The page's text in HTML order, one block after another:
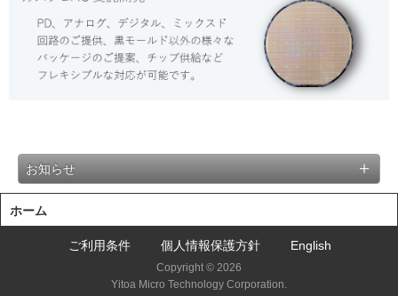
お知らせ
ホーム
ご利用条件 個人情報保護方針 English
Copyright © 2026
Yitoa Micro Technology Corporation.